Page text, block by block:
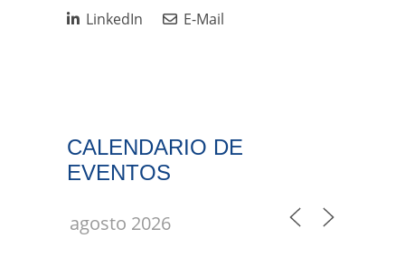
LinkedIn
E-Mail
CALENDARIO DE
EVENTOS